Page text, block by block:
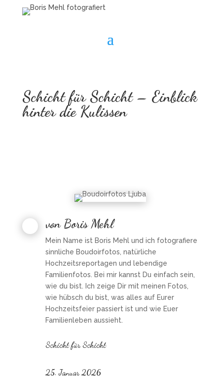
Schicht für Schicht – Einblick
hinter die Kulissen
von Boris Mehl
Mein Name ist Boris Mehl und ich fotografiere
sinnliche Boudoirfotos, natürliche
Hochzeitsreportagen und lebendige
Familienfotos. Bei mir kannst Du einfach sein,
wie du bist. Ich zeige Dir mit meinen Fotos,
wie hübsch du bist, was alles auf Eurer
Hochzeitsfeier passiert ist und wie Euer
Familienleben aussieht.
Schicht für Schicht
25. Januar 2026